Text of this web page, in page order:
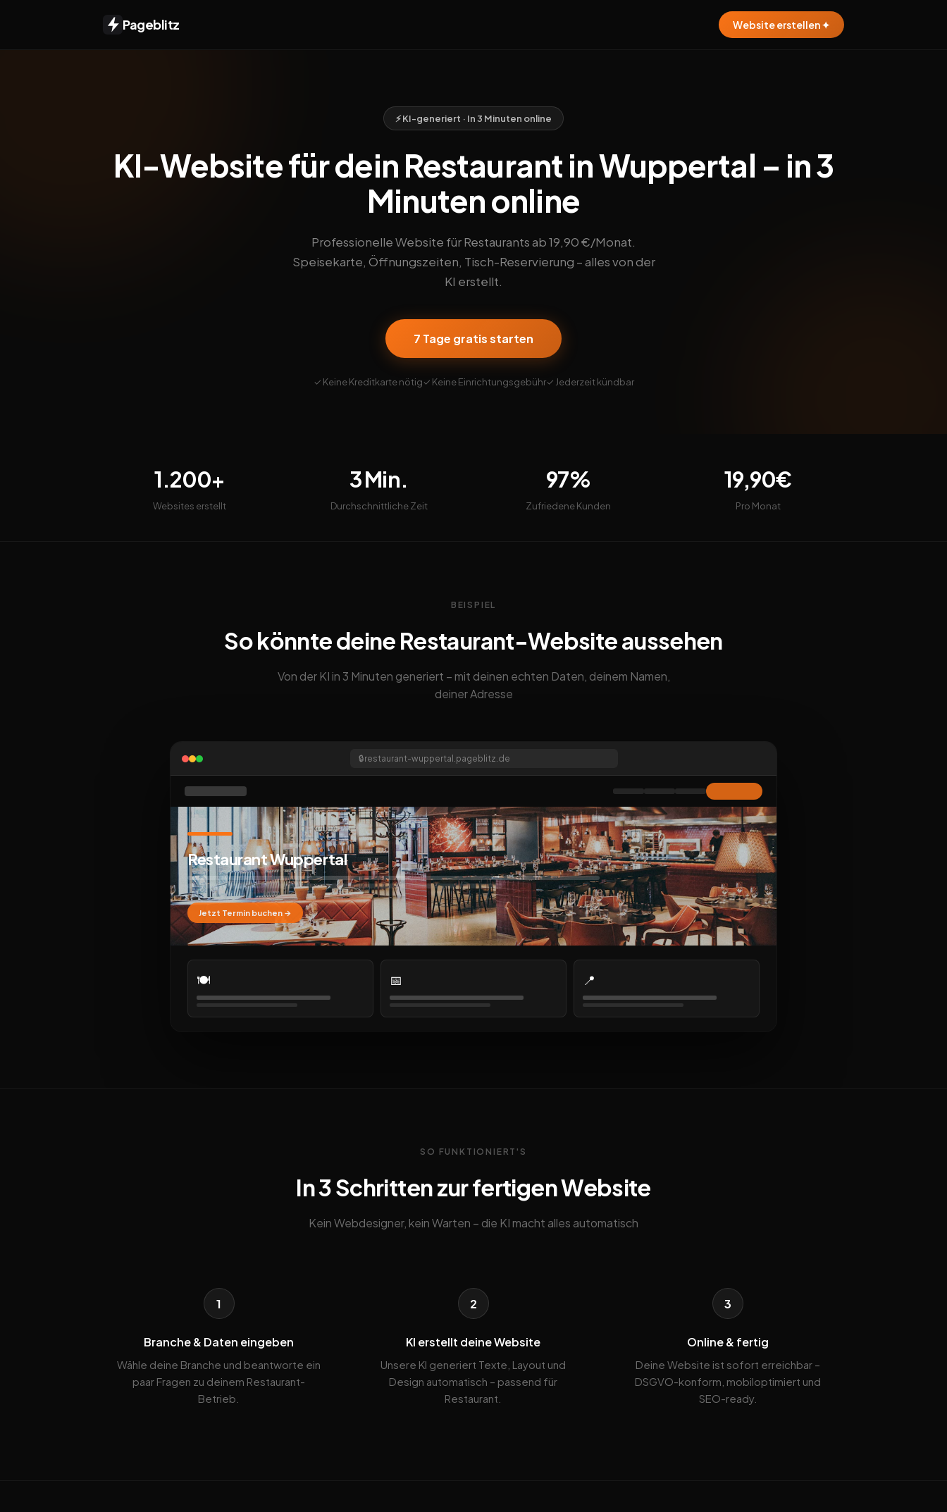
Pageblitz Website erstellen ✦
⚡ KI-generiert · In 3 Minuten online
KI-Website für dein Restaurant in Wuppertal – in 3
Minuten online
Professionelle Website für Restaurants ab 19,90 €/Monat.
Speisekarte, Öffnungszeiten, Tisch-Reservierung – alles von der
KI erstellt.
7 Tage gratis starten
✓ Keine Kreditkarte nötig✓ Keine Einrichtungsgebühr✓ Jederzeit kündbar
1.200+
Websites erstellt
3 Min.
Durchschnittliche Zeit
97%
Zufriedene Kunden
19,90€
Pro Monat
BEISPIEL
So könnte deine Restaurant-Website aussehen
Von der KI in 3 Minuten generiert – mit deinen echten Daten, deinem Namen,
deiner Adresse
🔒restaurant-wuppertal.pageblitz.de
Restaurant Wuppertal
Jetzt Termin buchen →
🍽️ 📅 📍
SO FUNKTIONIERT'S
In 3 Schritten zur fertigen Website
Kein Webdesigner, kein Warten – die KI macht alles automatisch
1
Branche & Daten eingeben
Wähle deine Branche und beantworte ein
paar Fragen zu deinem Restaurant-
Betrieb.
2
KI erstellt deine Website
Unsere KI generiert Texte, Layout und
Design automatisch – passend für
Restaurant.
3
Online & fertig
Deine Website ist sofort erreichbar –
DSGVO-konform, mobiloptimiert und
SEO-ready.